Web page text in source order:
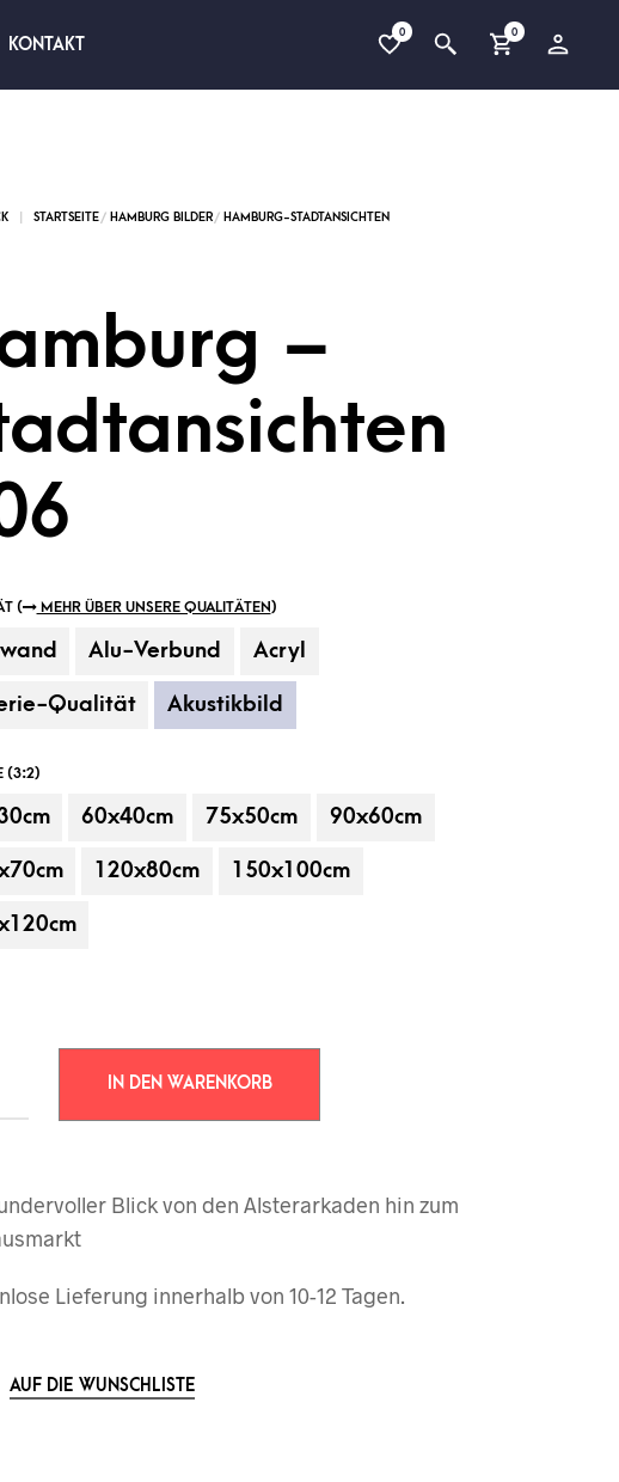
KONTAKT
0 0
gehören nicht zum Leistungsumfang.
–
( MEHR ÜBER UNSERE QUALITÄTEN)
Alu-Verbund Acryl
Qualität Akustikbild
(3:2)
60x40cm 75x50cm 90x60cm
120x80cm 150x100cm
IN DEN WARENKORB
Blick von den Alsterarkaden hin zum
Lieferung innerhalb von 10-12 Tagen.
AUF DIE WUNSCHLISTE